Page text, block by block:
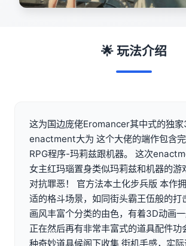
🌟 玩法介绍
这为国边庞佬Eromancer其中式的独
enactment大为 这个大佬的端作包含
RPG程序-玛莉兹跟机器。 这次
女主红玛瑙置身类似玛莉兹和机器的游
对抗罪恶！ 官方法本土化步兵版 本作
适的格斗场景，如同街头霸王伍般的打
画风丰富个分类的由色，有着3D动画
正在然后再有非常丰富式的道具配件功
种奇妙道具候阁下收集 街机手感，实